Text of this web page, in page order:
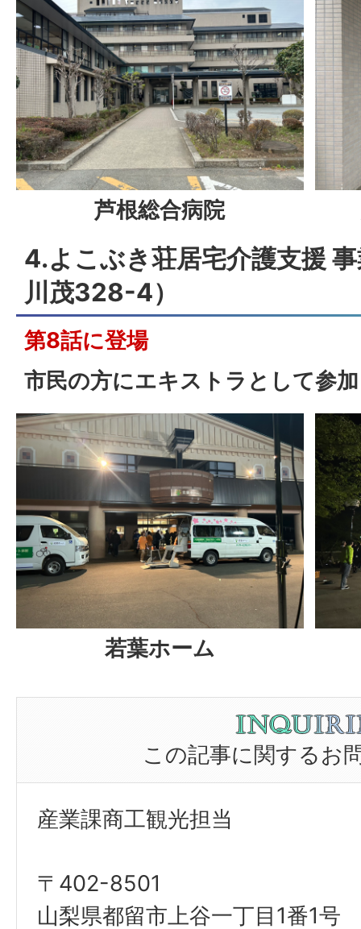
芦根総合病院
4.よこぶき荘居宅介護支援
川茂328-4）
第8話に登場
市民の方にエキストラとして参
若葉ホーム
この記事に関するお
産業課商工観光担当
〒402-8501
山梨県都留市上谷一丁目1番1号